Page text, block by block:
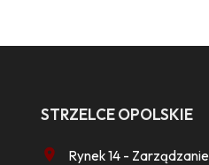
STRZELCE OPOLSKIE
Rynek 14 - Zarządzanie